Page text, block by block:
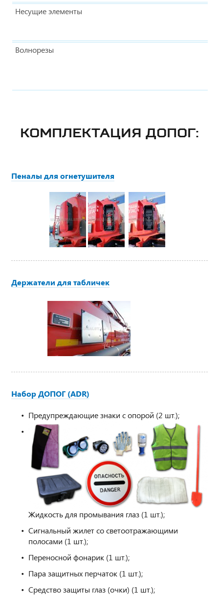
Несущие элементы
Волнорезы
КОМПЛЕКТАЦИЯ ДОПОГ:
Пеналы для огнетушителя
Держатели для табличек
Набор ДОПОГ (ADR)
Предупреждающие знаки с опорой (2 шт.);
Жидкость для промывания глаз (1 шт.);
Сигнальный жилет со светоотражающими
полосами (1 шт.);
Переносной фонарик (1 шт.);
Пара защитных перчаток (1 шт.);
Средство защиты глаз (очки) (1 шт.);